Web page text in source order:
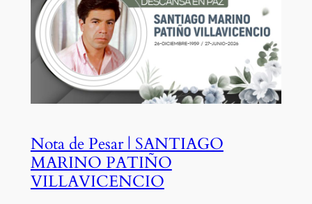
Nota de Pesar | SANTIAGO
MARINO PATIÑO
VILLAVICENCIO